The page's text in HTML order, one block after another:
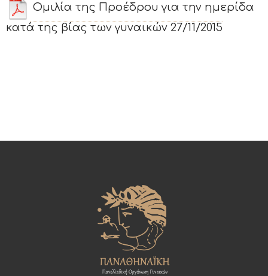
Ομιλία της Προέδρου για την ημερίδα
κατά της βίας των γυναικών 27/11/2015